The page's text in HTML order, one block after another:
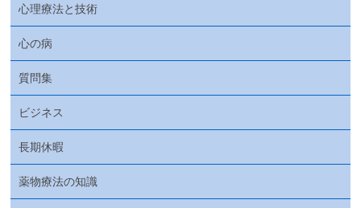
心理療法と技術
心の病
質問集
ビジネス
長期休暇
薬物療法の知識